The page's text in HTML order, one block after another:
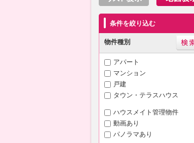
条件を絞り込む
物件種別
アパート
マンション
戸建
タウン・テラスハウス
ハウスメイト管理物件
動画あり
パノラマあり